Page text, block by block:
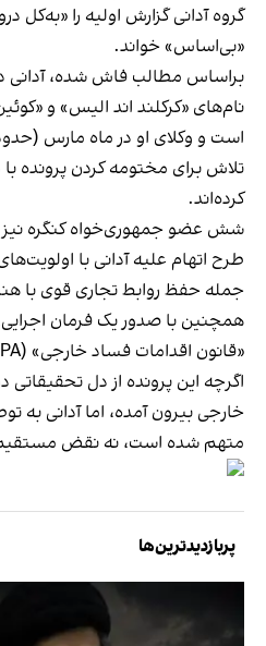
گروه آدانی گزارش اولیه را «به‌کل
«بی‌اساس» خواند.
براساس مطالب فاش شده، آدانی
نام‌های «کرکلند اند الیس» و
است و وکلای او در ماه مارس
تلاش برای مختومه کردن پرونده با
کرده‌اند.
شش عضو جمهوری‌خواه کنگره نیز
طرح اتهام علیه آدانی با
جمله حفظ روابط تجاری قوی با
همچنین با صدور یک فرمان
«قانون اقدامات فساد خارجی» (FCPA) را «معلق» کرده است.
اگرچه این پرونده از دل تحقیقاتی
خارجی بیرون آمده، اما آدانی به
متهم شده است، نه نقض مستقیم
پربازدیدترین‌ها